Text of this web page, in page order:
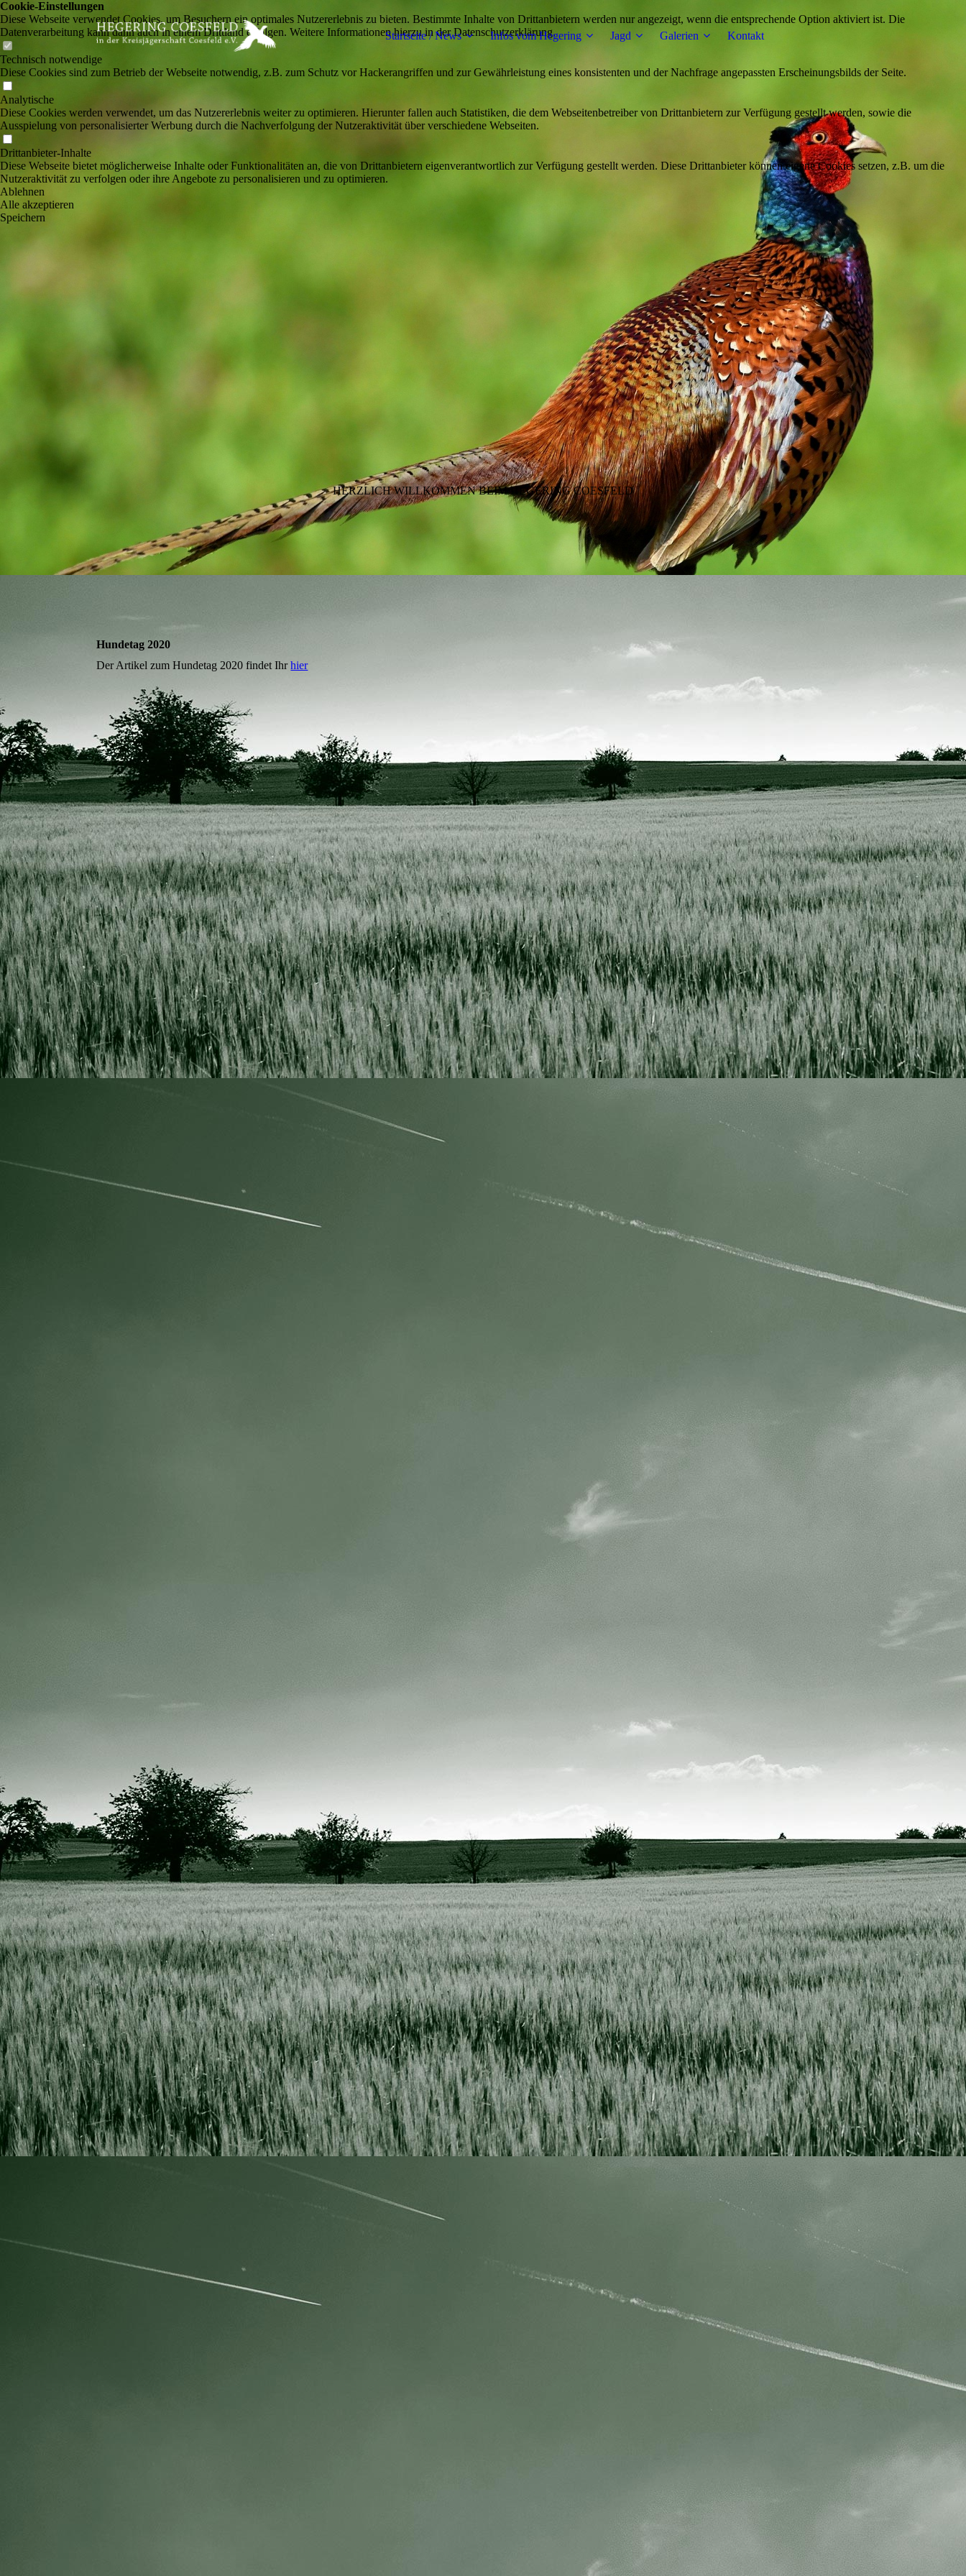
Startseite / News Infos vom Hegering Jagd Galerien Kontakt
HERZLICH WILLKOMMEN BEIM HEGERING COESFELD
Hundetag 2020
Der Artikel zum Hundetag 2020 findet Ihrhier
Cookie-Einstellungen
Diese Webseite verwendet Cookies, um Besuchern ein optimales Nutzererlebnis zu bieten. Bestimmte Inhalte von Drittanbietern werden nur angezeigt, wenn die entsprechende Option aktiviert ist. Die
Datenverarbeitung kann dann auch in einem Drittland erfolgen. Weitere Informationen hierzu in der Datenschutzerklärung.
Technisch notwendige
Diese Cookies sind zum Betrieb der Webseite notwendig, z.B. zum Schutz vor Hackerangriffen und zur Gewährleistung eines konsistenten und der Nachfrage angepassten Erscheinungsbilds der Seite.
Analytische
Diese Cookies werden verwendet, um das Nutzererlebnis weiter zu optimieren. Hierunter fallen auch Statistiken, die dem Webseitenbetreiber von Drittanbietern zur Verfügung gestellt werden, sowie die
Ausspielung von personalisierter Werbung durch die Nachverfolgung der Nutzeraktivität über verschiedene Webseiten.
Drittanbieter-Inhalte
Diese Webseite bietet möglicherweise Inhalte oder Funktionalitäten an, die von Drittanbietern eigenverantwortlich zur Verfügung gestellt werden. Diese Drittanbieter können eigene Cookies setzen, z.B. um die
Nutzeraktivität zu verfolgen oder ihre Angebote zu personalisieren und zu optimieren.
Ablehnen
Alle akzeptieren
Speichern